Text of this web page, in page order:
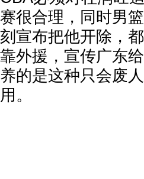
赛很合理，同时男
刻宣布把他开除，
靠外援，宣传广东
养的是这种只会废
用。